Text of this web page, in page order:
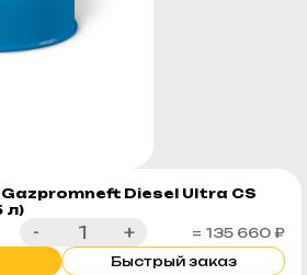
Diesel Ultra CS
л)
- +
= 135 660 ₽
Быстрый заказ